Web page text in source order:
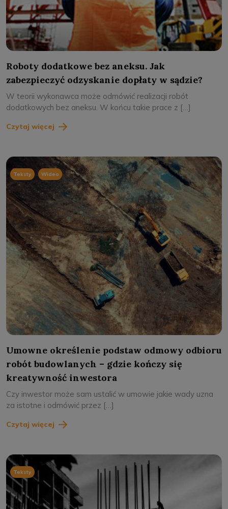
Roboty dodatkowe bez aneksu. Jak
zabezpieczyć odzyskanie dopłaty w sądzie?
W teorii wykonawca może odmówić realizacji robót
dodatkowych bez aneksu. W końcu takie prace z […]
Czytaj więcej
Teksty , Wideo
Umowne określenie podstaw odmowy odbioru
robót budowlanych – gdzie kończy się
kreatywność inwestora
Czy inwestor może sam ustalić w umowie jakie wady uzna
za istotne i odmówić przez […]
Czytaj więcej
Teksty